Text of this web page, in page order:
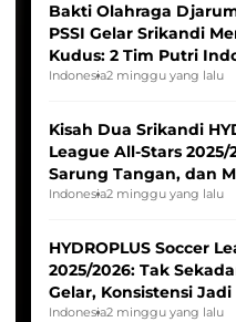
Bakti Olahraga
PSSI Gelar Srikandi
Kudus: 2 Tim Putri
Tim Asia
Indonesia2 minggu yang lalu
Kisah Dua Srikandi
League All-Stars 2025/
Sarung Tangan, dan
Pernah Padam
Indonesia2 minggu yang lalu
HYDROPLUS Soccer
2025/2026: Tak
Gelar, Konsistensi
Indonesia2 minggu yang lalu